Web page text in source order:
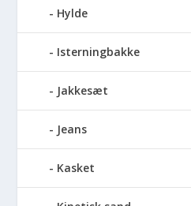
Hylde
Isterningbakke
Jakkesæt
Jeans
Kasket